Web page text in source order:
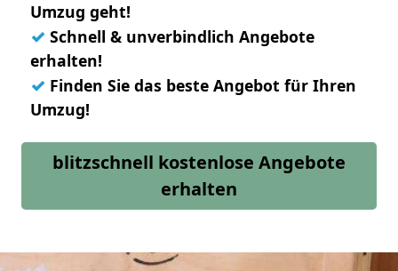
Umzug geht!
✓ Schnell & unverbindlich Angebote
erhalten!
✓ Finden Sie das beste Angebot für Ihren
Umzug!
blitzschnell kostenlose Angebote
erhalten